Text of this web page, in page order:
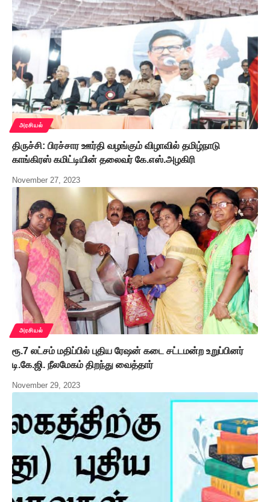
அரசியல்
திருச்சி: பிரச்சார ஊர்தி வழங்கும் விழாவில் தமிழ்நாடு
காங்கிரஸ் கமிட்டியின் தலைவர் கே.எஸ்.அழகிரி
November 27, 2023
அரசியல்
ரூ.7 லட்சம் மதிப்பில் புதிய ரேஷன் கடை சட்டமன்ற உறுப்பினர்
டி.கே.ஜி. நீலமேகம் திறந்து வைத்தார்
November 29, 2023